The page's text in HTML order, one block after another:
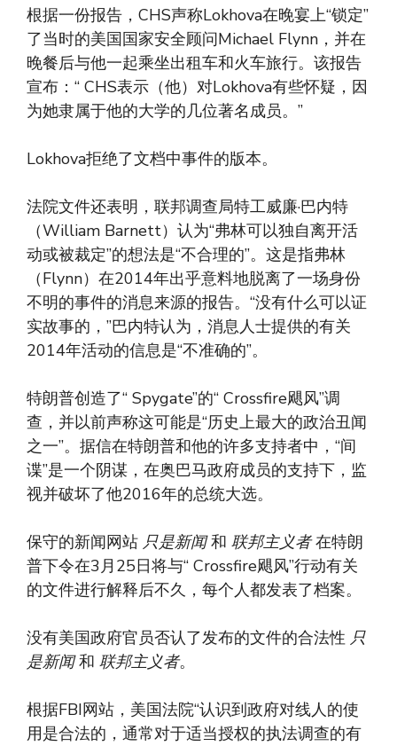
根据一份报告，CHS声称Lokhova在晚宴上“锁定”
了当时的美国国家安全顾问Michael Flynn，并在
晚餐后与他一起乘坐出租车和火车旅行。该报告
宣布：“ CHS表示（他）对Lokhova有些怀疑，因
为她隶属于他的大学的几位著名成员。”
Lokhova拒绝了文档中事件的版本。
法院文件还表明，联邦调查局特工威廉·巴内特
（William Barnett）认为“弗林可以独自离开活
动或被裁定”的想法是“不合理的”。这是指弗林
（Flynn）在2014年出乎意料地脱离了一场身份
不明的事件的消息来源的报告。“没有什么可以证
实故事的，”巴内特认为，消息人士提供的有关
2014年活动的信息是“不准确的”。
特朗普创造了“ Spygate”的“ Crossfire飓风”调
查，并以前声称这可能是“历史上最大的政治丑闻
之一”。据信在特朗普和他的许多支持者中，“间
谍”是一个阴谋，在奥巴马政府成员的支持下，监
视并破坏了他2016年的总统大选。
保守的新闻网站 只是新闻和 联邦主义者在特朗
普下令在3月25日将与“ Crossfire飓风”行动有关
的文件进行解释后不久，每个人都发表了档案。
没有美国政府官员否认了发布的文件的合法性 只
是新闻和 联邦主义者。
根据FBI网站，美国法院“认识到政府对线人的使
用是合法的，通常对于适当授权的执法调查的有